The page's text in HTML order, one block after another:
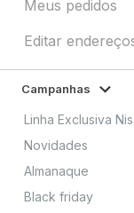
Meus pedidos
Editar
Campanhas
Linha Exclusiva
Novidades
Almanaque
Black friday